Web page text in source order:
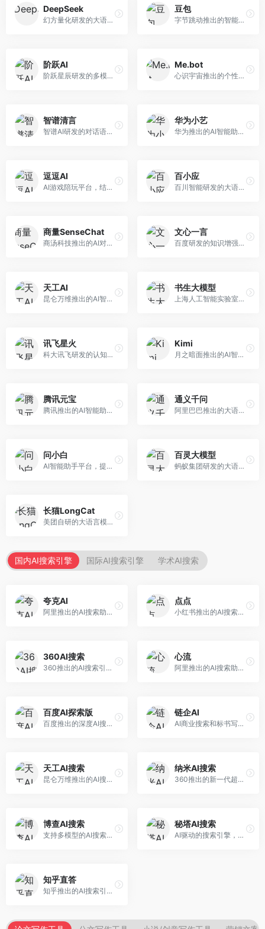
DeepSeek
幻方量化研发的大语言模型平台，专注于深度推理和代码生成能力。面向开发者、研究人员和技术爱好者，提供强大的逻辑推理和数学计算功能，开源生态完善，API接口友好。
豆包
字节跳动推出的智能对话助手平台，提供文本创作、知识问答、英语学习等多种AI服务。面向普通用户和内容创作者，支持多轮对话和文件解析，免费使用，响应速度快，中文理解能力强。
阶跃AI
阶跃星辰研发的多模态大模型平台，支持文本、图像、视频的综合理解与生成。面向创作者和企业客户，提供内容创作、智能分析等服务，多模态能力突出。
Me.bot
心识宇宙推出的个性化AI伴侣，专注于情感交互和个人助理服务。面向个人用户，支持日程管理、情感陪伴、知识问答等功能，交互体验人性化。
智谱清言
智谱AI研发的对话语言模型，支持中英双语交互。面向中文用户和开发者，提供知识问答、代码编写、文档解读等服务，开源生态完善，学术研究背景深厚。
华为小艺
华为推出的AI智能助手网页端，深度整合鸿蒙生态和华为云服务。面向华为设备用户，支持语音交互、智能问答、设备控制等功能，与华为硬件生态无缝衔接。
逗逗AI
AI游戏陪玩平台，结合游戏理解和自然语言交互技术。面向游戏玩家，提供游戏攻略、陪玩互动、社交聊天等服务，游戏知识丰富，互动体验有趣。
百小应
百川智能研发的大语言模型助手，专注于中文理解和生成。面向中文用户，提供知识问答、文本创作、代码辅助等服务，模型参数规模大，中文表达流畅自然。
商量SenseChat
商汤科技推出的AI对话平台，结合计算机视觉和自然语言处理技术。面向企业用户和开发者，支持多模态交互，视觉理解能力强，适合智能客服和内容创作场景。
文心一言
百度研发的知识增强大语言模型，深度融合百度知识图谱和搜索能力。面向中文用户，提供知识问答、文本创作、逻辑推理等服务，中文语境理解准确，知识覆盖面广。
天工AI
昆仑万维推出的AI智能助手，集成搜索、对话、创作等多种能力。面向普通用户和内容创作者，支持联网搜索、文本生成、图像理解等功能，响应速度快，免费使用。
书生大模型
上海人工智能实验室研发的开源大模型系列，支持多尺度和多模态。面向研究机构和开发者，开源生态完善，学术研究背景深厚，适合科研和定制开发。
讯飞星火
科大讯飞研发的认知智能大模型，深度融合语音识别和自然语言处理技术。面向企业用户和教育领域，提供语音交互、文档处理、代码生成等服务，中文语音识别准确率高。
Kimi
月之暗面推出的AI智能助手，核心优势在于超长文本处理能力，支持20万字以上文档分析。面向学术研究者、职场人士和内容创作者，提供文档解读、PPT生成、联网搜索等综合服务。
腾讯元宝
腾讯推出的AI智能助手，整合微信生态和腾讯云服务。面向普通用户和企业客户，支持文档解析、图像理解、联网搜索等功能，与腾讯产品无缝衔接，办公协作便捷。
通义千问
阿里巴巴推出的大语言模型平台，提供对话问答、文档处理、图像理解、代码编写等全方位AI服务。面向企业用户和个人开发者，集成阿里云生态，支持多模态交互，企业级安全保障。
问小白
AI智能助手平台，提供知识问答、文本创作、文档处理等服务。面向普通用户和职场人士，操作简便，响应速度快，支持多场景应用。
百灵大模型
蚂蚁集团研发的大语言模型平台，专注于金融科技和企业服务。面向金融机构和企业客户，提供智能客服、风险分析、文档处理等服务，金融场景理解深入。
长猫LongCat
美团自研的大语言模型对话平台，专注于本地生活服务场景。面向美团生态用户，提供智能推荐、服务问答等功能，本地生活知识覆盖全面。
国内AI搜索引擎 国际AI搜索引擎 学术AI搜索
夸克AI
阿里推出的AI搜索助手，整合搜索与AI功能。面向年轻用户，提供智能搜索、文档处理、学习辅助等服务，与夸克生态深度整合。
点点
小红书推出的AI搜索应用，专注于生活方式内容搜索。面向小红书用户，提供生活攻略、消费决策、内容推荐等服务，生活方式内容丰富。
360AI搜索
360推出的AI搜索引擎，专注于安全智能搜索。面向普通用户，提供智能问答、网页搜索、内容整理等服务，安全防护能力强。
心流
阿里推出的AI搜索助手，专注于智能信息获取。面向普通用户，提供智能搜索、内容整理、知识问答等服务，与阿里生态深度整合。
百度AI探索版
百度推出的深度AI搜索引擎，整合百度知识图谱。面向中文用户，提供智能问答、知识探索、内容生成等服务，知识覆盖面广。
链企AI
AI商业搜索和标书写作工具，专注于企业服务场景。面向企业用户，提供商业信息搜索、标书生成、企业分析等服务，商业信息专业。
天工AI搜索
昆仑万维推出的AI搜索引擎，整合大模型与搜索能力。面向普通用户，提供智能问答、深度搜索、内容整理等服务，中文搜索体验好。
纳米AI搜索
360推出的新一代超级AI搜索，深度整合360搜索资源。面向普通用户，提供智能问答、多模态搜索、内容生成等服务，安全可靠。
博查AI搜索
支持多模型的AI搜索引擎，整合多种大模型能力。面向AI爱好者，提供多模型搜索、答案对比、深度分析等服务，模型选择灵活。
秘塔AI搜索
AI驱动的搜索引擎，专注于无广告直达结果。面向研究者和信息获取需求者，提供深度搜索、来源标注、答案整理等服务，搜索结果干净准确，信息可信度高。
知乎直答
知乎推出的AI搜索引擎，专注于知识问答场景。面向知识获取者，提供知乎内容搜索、智能问答、知识整理等服务，专业知识丰富。